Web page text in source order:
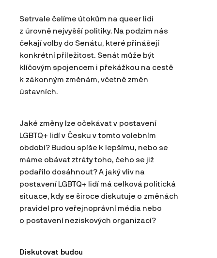
Setrvale čelíme útokům na queer lidi
z úrovně nejvyšší politiky. Na podzim nás
čekají volby do Senátu, které přinášejí
konkrétní příležitost. Senát může být
klíčovým spojencem i překážkou na cestě
k zákonným změnám, včetně změn
ústavních.
Jaké změny lze očekávat v postavení
LGBTQ+ lidí v Česku v tomto volebním
období? Budou spíše k lepšímu, nebo se
máme obávat ztráty toho, čeho se již
podařilo dosáhnout? A jaký vliv na
postavení LGBTQ+ lidí má celková politická
situace, kdy se široce diskutuje o změnách
pravidel pro veřejnoprávní média nebo
o postavení neziskových organizací?
Diskutovat budou